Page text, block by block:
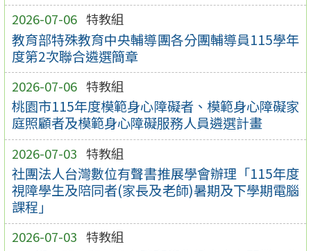
2026-07-06 特教組
教育部特殊教育中央輔導團各分團輔導員115學年
度第2次聯合遴選簡章
2026-07-06 特教組
桃園市115年度模範身心障礙者、模範身心障礙家
庭照顧者及模範身心障礙服務人員遴選計畫
2026-07-03 特教組
社團法人台灣數位有聲書推展學會辦理「115年度
視障學生及陪同者(家長及老師)暑期及下學期電腦
課程」
2026-07-03 特教組